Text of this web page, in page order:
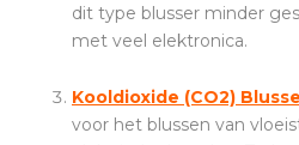
dit type blusser minder
met veel elektronica.
Kooldioxide (CO2)
voor het blussen van